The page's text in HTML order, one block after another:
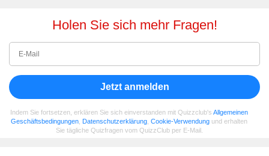
Holen Sie sich mehr Fragen!
Jetzt anmelden
Indem Sie fortsetzen, erklären Sie sich einverstanden mit Quizzclub's Allgemeinen
Geschäftsbedingungen Datenschutzerklärung Cookie-Verwendung und erhalten
Sie tägliche Quizfragen vom QuizzClub per E-Mail.